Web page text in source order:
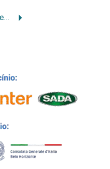
[Recorte de jornal com a notícia “Uma ‘bóta’ de engenharia livre”]